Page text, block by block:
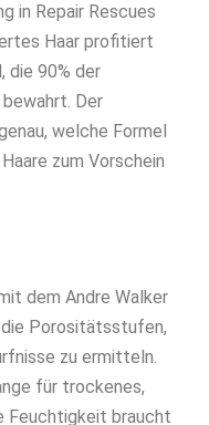
in Repair Rescues
Haar profitiert
die 90% der
Der
welche Formel
zum Vorschein
dem Andre Walker
Porositätsstufen,
zu ermitteln.
für trockenes,
Feuchtigkeit braucht